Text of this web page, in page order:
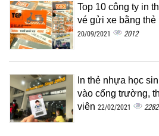
Top 10 công ty in
vé gửi xe bằng
20/09/2021 2012
In thẻ nhựa học
vào cổng trường,
viên 22/02/2021 2282